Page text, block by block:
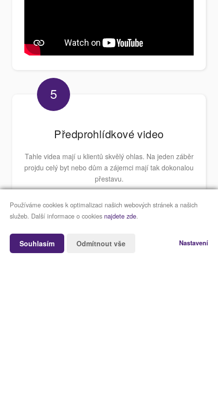
5
Předprohlídkové video
Tahle videa mají u klientů skvělý ohlas. Na jeden záběr
projdu celý byt nebo dům a zájemci mají tak dokonalou
přestavu.
Používáme cookies k optimalizaci našich webových stránek a našich
služeb. Další informace o cookies najdete zde.
Souhlasím Odmítnout vše Nastavení